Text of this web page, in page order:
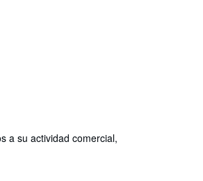
a su actividad comercial,